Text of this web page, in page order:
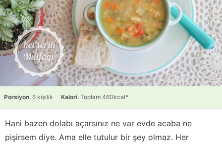
Porsiyon: 6 kişilik Kalori: Toplam 460kcal*
Hani bazen dolabı açarsınız ne var evde acaba ne
pişirsem diye. Ama elle tutulur bir şey olmaz. Her